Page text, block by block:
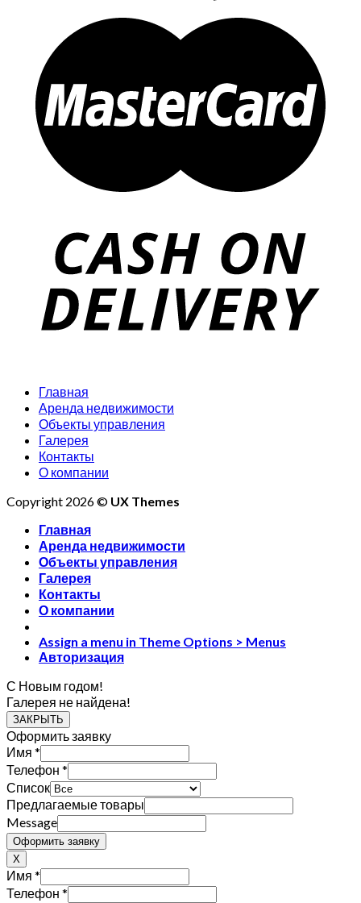
Главная
Аренда недвижимости
Объекты управления
Галерея
Контакты
О компании
Copyright 2026 © UX Themes
Главная
Аренда недвижимости
Объекты управления
Галерея
Контакты
О компании
Assign a menu in Theme Options > Menus
Авторизация
С Новым годом!
Галерея не найдена!
ЗАКРЫТЬ
Оформить заявку
Имя *
Телефон *
Список
Предлагаемые товары
Message
Оформить заявку
X
Имя *
Телефон *